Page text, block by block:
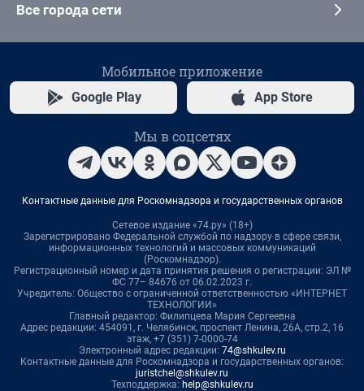
Все города сети
Мобильное приложение
Google Play App Store
Мы в соцсетях
Контактные данные для Роскомнадзора и государственных органов
Сетевое издание «74.ру» (18+)
Зарегистрировано Федеральной службой по надзору в сфере связи,
информационных технологий и массовых коммуникаций
(Роскомнадзор).
Регистрационный номер и дата принятия решения о регистрации: ЭЛ №
ФС 77– 84676 от 06.02.2023 г.
Учредитель: Общество с ограниченной ответственностью «ИНТЕРНЕТ
ТЕХНОЛОГИИ»
Главный редактор: Филипцева Мария Сергеевна
Адрес редакции: 454091, г. Челябинск, проспект Ленина, 26А, стр.2, 16
этаж, +7 (351) 7-0000-74
Электронный адрес редакции: 74@shkulev.ru
Контактные данные для Роскомнадзора и государственных органов:
juristchel@shkulev.ru
Техподдержка: help@shkulev.ru